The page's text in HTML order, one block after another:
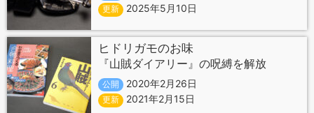
更新 2025年5月10日
ヒドリガモのお味
『山賊ダイアリー』の呪縛を解放
公開 2020年2月26日
更新 2021年2月15日